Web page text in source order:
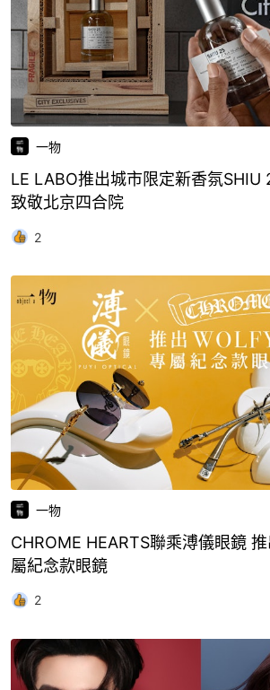
一物
LE LABO推出城市限定新香氛SHIU
致敬北京四合院
2
一物
CHROME HEARTS聯乘溥儀眼鏡
屬紀念款眼鏡
2